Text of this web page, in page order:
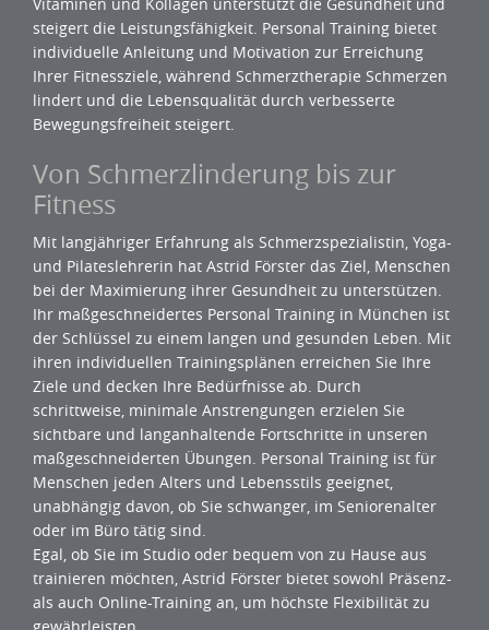
steigert die Leistungsfähigkeit. Personal Training bietet
individuelle Anleitung und Motivation zur Erreichung
Ihrer Fitnessziele, während Schmerztherapie Schmerzen
lindert und die Lebensqualität durch verbesserte
Bewegungsfreiheit steigert.
Von Schmerzlinderung bis zur
Fitness
Mit langjähriger Erfahrung als Schmerzspezialistin, Yoga-
und Pilateslehrerin hat Astrid Förster das Ziel, Menschen
bei der Maximierung ihrer Gesundheit zu unterstützen.
Ihr maßgeschneidertes Personal Training in München ist
der Schlüssel zu einem langen und gesunden Leben. Mit
ihren individuellen Trainingsplänen erreichen Sie Ihre
Ziele und decken Ihre Bedürfnisse ab. Durch
schrittweise, minimale Anstrengungen erzielen Sie
sichtbare und langanhaltende Fortschritte in unseren
maßgeschneiderten Übungen. Personal Training ist für
Menschen jeden Alters und Lebensstils geeignet,
unabhängig davon, ob Sie schwanger, im Seniorenalter
oder im Büro tätig sind.
Egal, ob Sie im Studio oder bequem von zu Hause aus
trainieren möchten, Astrid Förster bietet sowohl Präsenz-
als auch Online-Training an, um höchste Flexibilität zu